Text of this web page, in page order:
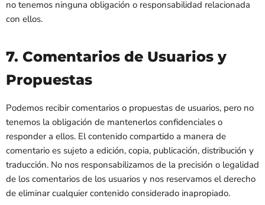
no tenemos ninguna obligación o responsabilidad relacionada
con ellos.
7. Comentarios de Usuarios y
Propuestas
Podemos recibir comentarios o propuestas de usuarios, pero no
tenemos la obligación de mantenerlos confidenciales o
responder a ellos. El contenido compartido a manera de
comentario es sujeto a edición, copia, publicación, distribución y
traducción. No nos responsabilizamos de la precisión o legalidad
de los comentarios de los usuarios y nos reservamos el derecho
de eliminar cualquier contenido considerado inapropiado.